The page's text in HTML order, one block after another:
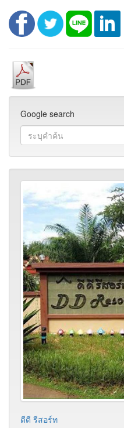
Google search
ดีดี รีสอร์ท